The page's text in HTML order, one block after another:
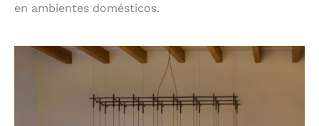
en ambientes domésticos.